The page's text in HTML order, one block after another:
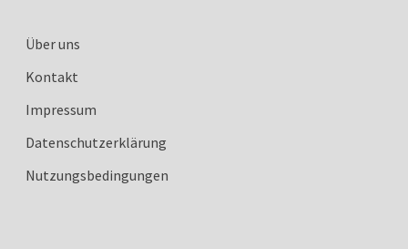
Über uns
Kontakt
Impressum
Datenschutzerklärung
Nutzungsbedingungen